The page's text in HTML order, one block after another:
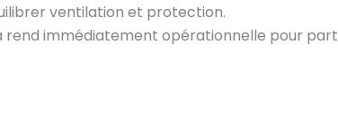
ventilation et protection.
rend immédiatement opérationnelle pour